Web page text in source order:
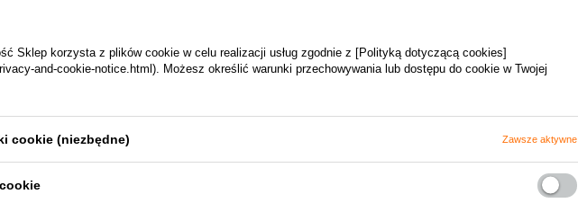
Sklep korzysta z plików cookie w celu realizacji usług zgodnie z [Polityką dotyczącą cookies]
and-cookie-notice.html). Możesz określić warunki przechowywania lub dostępu do cookie w Twojej
cookie (niezbędne) Zawsze aktywne